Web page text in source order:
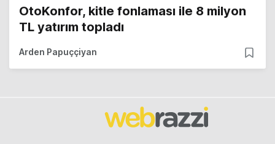
OtoKonfor, kitle fonlaması ile 8 milyon
TL yatırım topladı
Arden Papuççiyan